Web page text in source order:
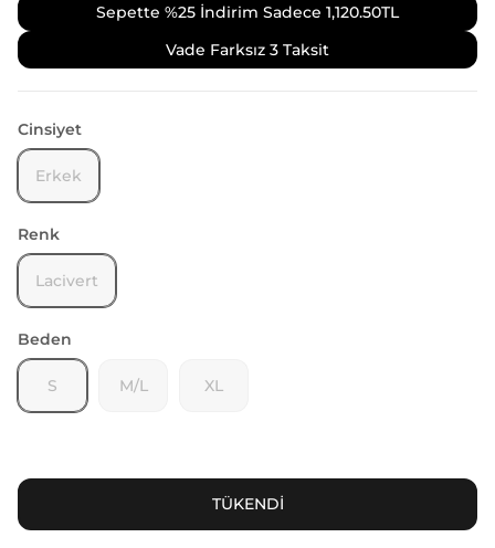
Sepette %25 İndirim Sadece 1,120.50TL
Vade Farksız 3 Taksit
Beden
S M/L XL
Renk
Lacivert
Cinsiyet
Erkek
TÜKENDİ